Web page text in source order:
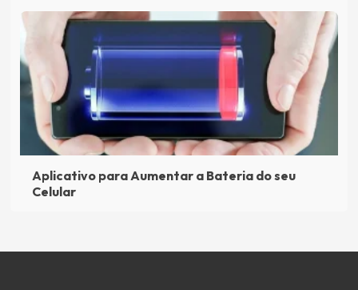
Aplicativo para Aumentar a Bateria do seu
Celular